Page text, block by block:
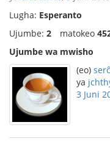
Lugha: Esperanto
Ujumbe: 2 matokeo
Ujumbe wa mwisho
(eo)
ya
3 Juni